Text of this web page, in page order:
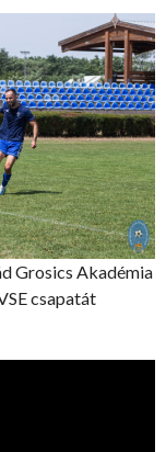
Grosics Akadémia
csapatát